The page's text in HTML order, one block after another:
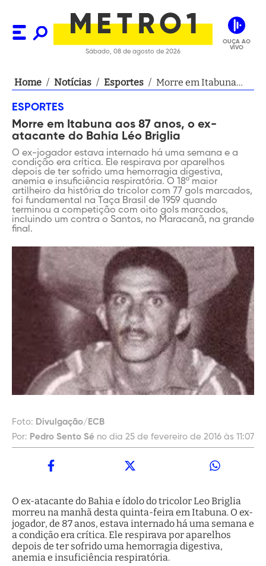
Sábado, 08 de agosto de 2026
OUÇA AO
VIVO
Home / Notícias / Esportes / Morre em Itabuna
Léo Briglia
ESPORTES
Morre em Itabuna aos 87 anos, o ex-
atacante do Bahia Léo Briglia
O ex-jogador estava internado há uma semana e a
condição era crítica. Ele respirava por aparelhos
depois de ter sofrido uma hemorragia digestiva,
anemia e insuficiência respiratória. O 18º maior
artilheiro da história do tricolor com 77 gols marcados,
foi fundamental na Taça Brasil de 1959 quando
terminou a competição com oito gols marcados,
incluindo um contra o Santos, no Maracanã, na grande
final.
Foto: Divulgação/ECB
Por: Pedro Sento Sé no dia 25 de fevereiro de 2016 às 11:07
O ex-atacante do Bahia e ídolo do tricolor Leo Briglia
morreu na manhã desta quinta-feira em Itabuna. O ex-
jogador, de 87 anos, estava internado há uma semana e
a condição era crítica. Ele respirava por aparelhos
depois de ter sofrido uma hemorragia digestiva,
anemia e insuficiência respiratória.